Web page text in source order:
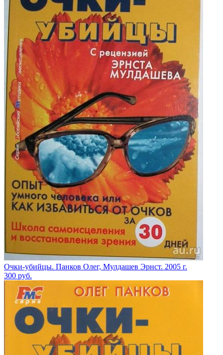
Очки-убийцы. Панков Олег, Мулдашев Эрнст. 2005 г.
300 руб.